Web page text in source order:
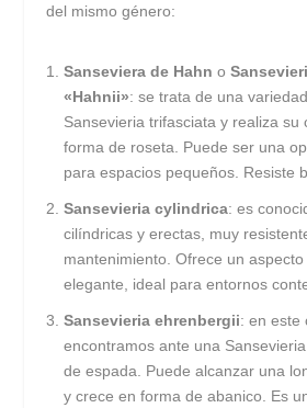
del mismo género:
Sanseviera de Hahno
«Hahnii»: se trata de una
Sansevieria trifasciata y realiza su
forma de roseta. Puede ser una
para espacios pequeños. Resiste
Sansevieria cylindrica: es
cilíndricas y erectas, muy
mantenimiento. Ofrece un
elegante, ideal para entornos
Sansevieria ehrenbergii: en este
encontramos ante una
de espada. Puede alcanzar una
y crece en forma de abanico. Es